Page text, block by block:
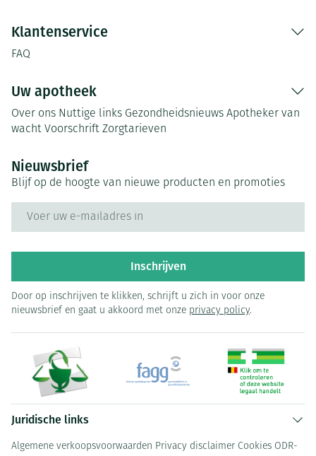
Klantenservice
FAQ
Uw apotheek
Over ons Nuttige links Gezondheidsnieuws Apotheker van
wacht Voorschrift Zorgtarieven
Nieuwsbrief
Blijf op de hoogte van nieuwe producten en promoties
Inschrijven
Door op inschrijven te klikken, schrijft u zich in voor onze
nieuwsbrief en gaat u akkoord met onze privacy policy.
Juridische links
Algemene verkoopsvoorwaarden Privacy disclaimer Cookies ODR-